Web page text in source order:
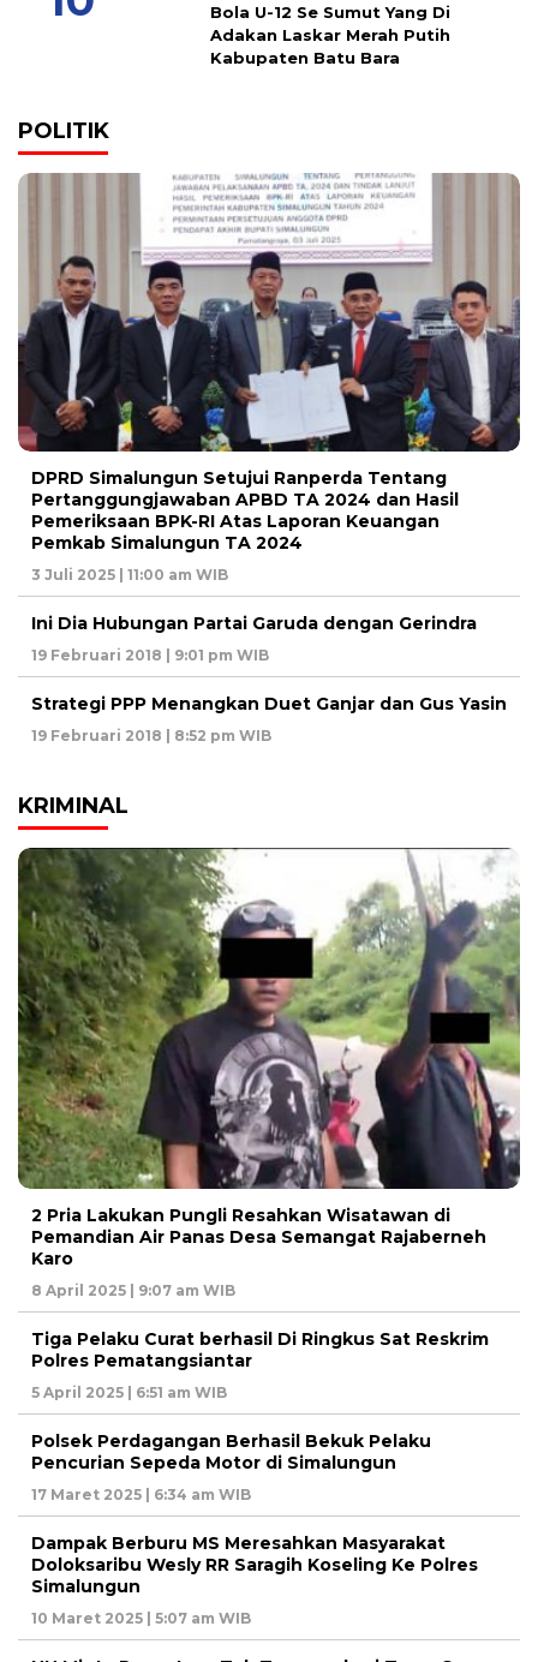
Bola U-12 Se Sumut Yang Di
Adakan Laskar Merah Putih
Kabupaten Batu Bara
POLITIK
DPRD Simalungun Setujui Ranperda Tentang
Pertanggungjawaban APBD TA 2024 dan Hasil
Pemeriksaan BPK-RI Atas Laporan Keuangan
Pemkab Simalungun TA 2024
3 Juli 2025 | 11:00 am WIB
Ini Dia Hubungan Partai Garuda dengan Gerindra
19 Februari 2018 | 9:01 pm WIB
Strategi PPP Menangkan Duet Ganjar dan Gus Yasin
19 Februari 2018 | 8:52 pm WIB
KRIMINAL
2 Pria Lakukan Pungli Resahkan Wisatawan di
Pemandian Air Panas Desa Semangat Rajaberneh
Karo
8 April 2025 | 9:07 am WIB
Tiga Pelaku Curat berhasil Di Ringkus Sat Reskrim
Polres Pematangsiantar
5 April 2025 | 6:51 am WIB
Polsek Perdagangan Berhasil Bekuk Pelaku
Pencurian Sepeda Motor di Simalungun
17 Maret 2025 | 6:34 am WIB
Dampak Berburu MS Meresahkan Masyarakat
Doloksaribu Wesly RR Saragih Koseling Ke Polres
Simalungun
10 Maret 2025 | 5:07 am WIB